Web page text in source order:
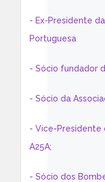
- Ex-Presidente
Portuguesa
- Sócio fundador
- Sócio da
- Vice-Presidente
A25A;
- Sócio dos